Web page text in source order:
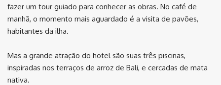
fazer um tour guiado para conhecer as obras. No café de
manhã, o momento mais aguardado é a visita de pavões,
habitantes da ilha.
Mas a grande atração do hotel são suas três piscinas,
inspiradas nos terraços de arroz de Bali, e cercadas de mata
nativa.